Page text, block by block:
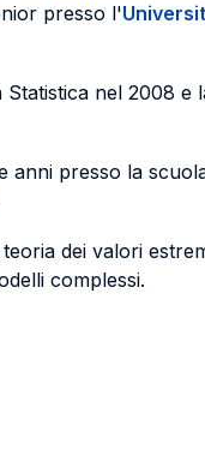
presso l'
nel 2008 e
anni presso la
dei valori
complessi.